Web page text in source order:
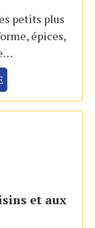
petits plus
épices,
et aux